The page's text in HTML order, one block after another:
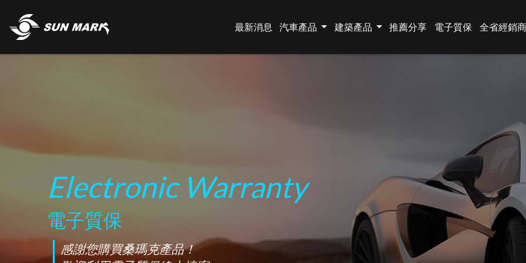
最新消息 汽車產品 建築產品 推薦分享 電子質保 全省經銷商
Electronic Warranty
電子質保
感謝您購買桑瑪克產品！